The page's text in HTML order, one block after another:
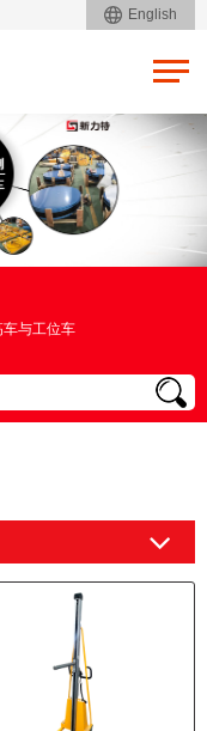
English
车与工位车